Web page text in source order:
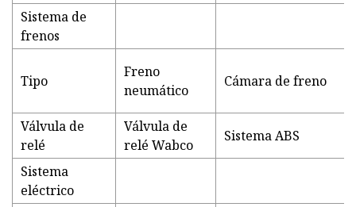
Sistema de
frenos
Tipo
Freno
neumático
Cámara de freno
Válvula de
relé
Válvula de
relé Wabco
Sistema ABS
Sistema
eléctrico